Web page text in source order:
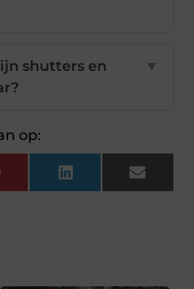
shutters en
▼
op:
PinterestLinkedIn Email